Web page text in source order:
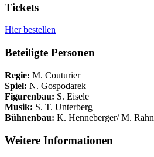
Tickets
Hier bestellen
Beteiligte Personen
Regie: M. Couturier
Spiel: N. Gospodarek
Figurenbau: S. Eisele
Musik: S. T. Unterberg
Bühnenbau: K. Henneberger/ M. Rahn
Weitere Informationen